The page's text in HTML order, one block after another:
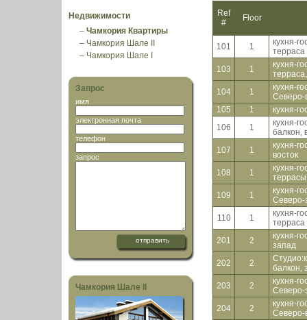
Недвижимости
– Чамкория Квартиры
– Чамкория Шале II
– Чамкория Шале I
Запрос
имя
электронная почта
телефон
запрос
Чамкория Шале II
Ref
#
Floor
101 1
кухня-
терраса
103
1
кухня-
104
1
кухня-
Северо-
105
1
кухня-
106
1
кухня-
балкон,
107
1
кухня-
восток
108
1
кухня-
109
1
кухня-
Северо-
110
1
кухня-
201
2
кухня-
запад
202
2
балкон,
203
2
кухня-
Северо-
204
2
кухня-
Северо-